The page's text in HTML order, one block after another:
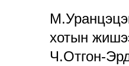
хотын
Ч.Отгон-